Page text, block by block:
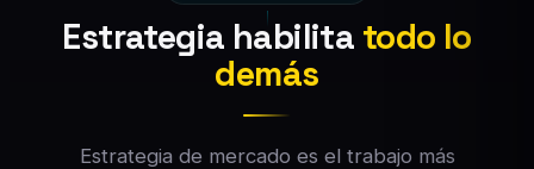
Estrategia habilita todo lo
demás
Estrategia de mercado es el trabajo más